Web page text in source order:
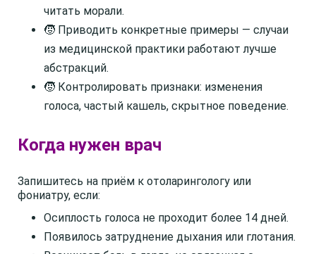
читать морали.
🧒 Приводить конкретные примеры — случаи
из медицинской практики работают лучше
абстракций.
🧒 Контролировать признаки: изменения
голоса, частый кашель, скрытное поведение.
Когда нужен врач
Запишитесь на приём к отоларингологу или
фониатру, если:
Осиплость голоса не проходит более 14 дней.
Появилось затруднение дыхания или глотания.